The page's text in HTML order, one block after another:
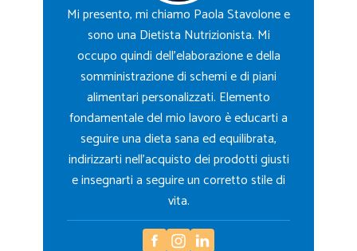
Mi presento, mi chiamo Paola Stavolone e
sono una Dietista Nutrizionista. Mi
occupo quindi dell’elaborazione e della
somministrazione di schemi e di piani
alimentari personalizzati. Elemento
fondamentale del mio lavoro è educarti a
seguire una dieta sana ed equilibrata,
indirizzarti nell’acquisto dei prodotti giusti
e insegnarti a seguire un corretto stile di
vita.